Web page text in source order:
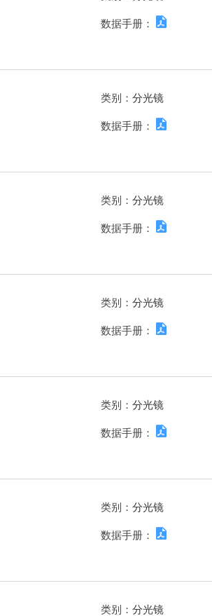
数据手册：
类别： 分光镜
数据手册：
类别： 分光镜
数据手册：
类别： 分光镜
数据手册：
类别： 分光镜
数据手册：
类别： 分光镜
数据手册：
类别： 分光镜